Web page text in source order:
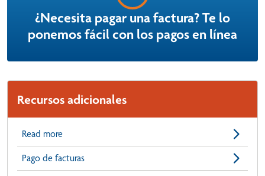
¿Necesita pagar una factura? Te lo
ponemos fácil con los pagos en línea
Recursos adicionales
Read more
Pago de facturas